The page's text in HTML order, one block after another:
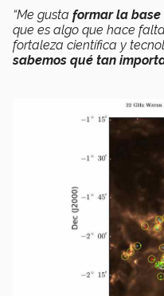
“Me gusta formar la
que es algo que hace
fortaleza científica y
sabemos qué tan